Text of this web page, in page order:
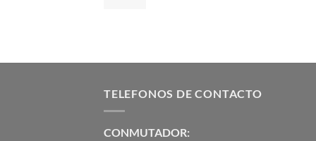
TELEFONOS DE CONTACTO
CONMUTADOR: